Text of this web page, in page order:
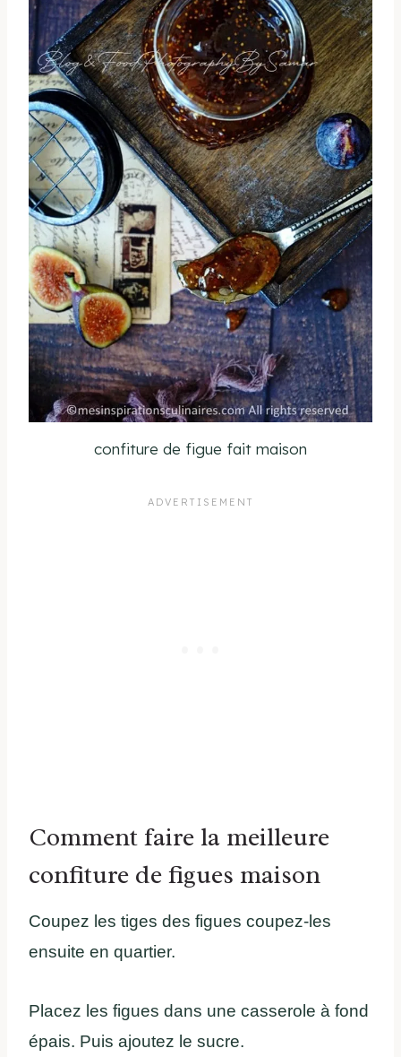
confiture de figue fait maison
Comment faire la meilleure
confiture de figues maison
Coupez les tiges des figues coupez-les
ensuite en quartier.
Placez les figues dans une casserole à fond
épais. Puis ajoutez le sucre.